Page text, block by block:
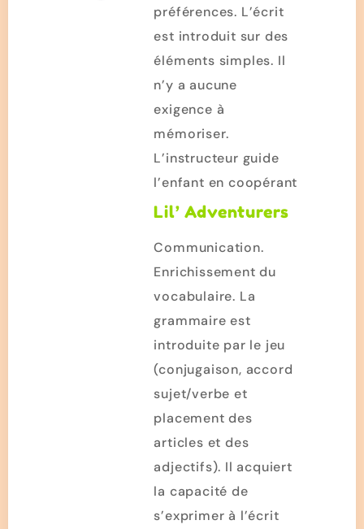
préférences. L’écrit
est introduit sur des
éléments simples. Il
n’y a aucune
exigence à
mémoriser.
L’instructeur guide
l’enfant en coopérant
Lil’ Adventurers
Communication.
Enrichissement du
vocabulaire. La
grammaire est
introduite par le jeu
(conjugaison, accord
sujet/verbe et
placement des
articles et des
adjectifs). Il acquiert
la capacité de
s’exprimer à l’écrit